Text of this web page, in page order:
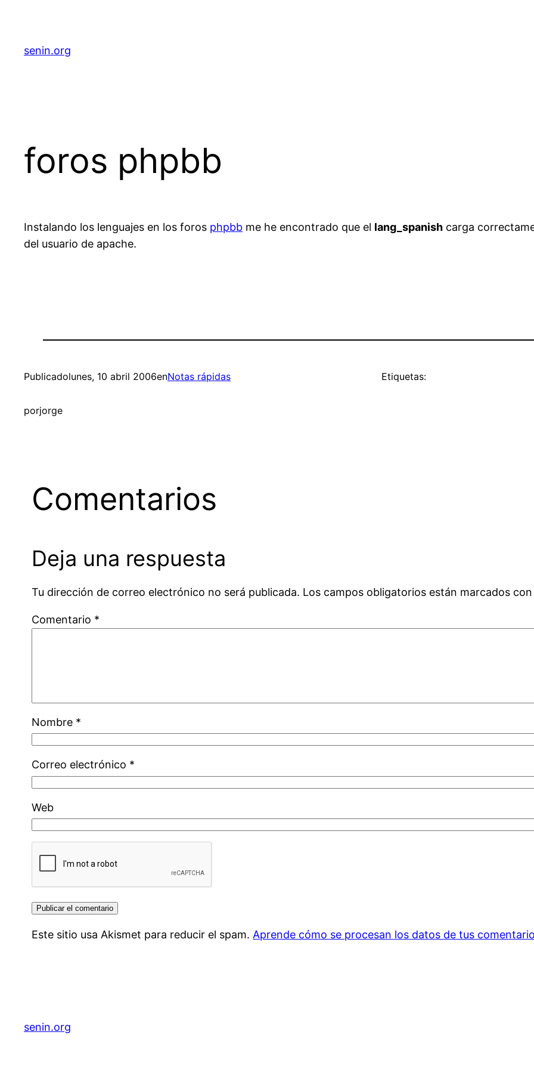
senin.org
foros phpbb
Instalando los lenguajes en los foros phpbb me he encontrado que el lang_spanish carga
del usuario de apache.
Publicadolunes, 10 abril 2006enNotas rápidas
porjorge
Etiquetas:
Comentarios
Deja una respuesta
Tu dirección de correo electrónico no será publicada. Los campos obligatorios están marcados
Comentario *
Nombre *
Correo electrónico *
Web
Este sitio usa Akismet para reducir el spam.Aprende cómo se procesan los datos de tus
senin.org